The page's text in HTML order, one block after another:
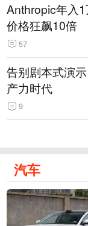
Anthropic年入
价格狂飙10倍
57
告别剧本式演
产力时代
9
汽车